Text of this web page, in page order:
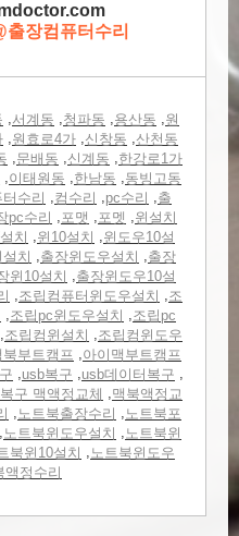
om
출장컴퓨터수리
,서계동 ,청파동 ,용산동 ,원
,원효로4가 ,신창동 ,산천동
,문배동 ,신계동 ,한강로1가
,이태원동 ,한남동 ,동빙고동
수리 ,컴수리 ,pc수리 ,출
pc수리 ,포맷 ,포멧 ,윈설치
치 ,윈10설치 ,윈도우10설
치 ,출장윈도우설치 ,출장
윈10설치 ,출장윈도우10설
,조립컴퓨터윈도우설치 ,조
,조립pc윈도우설치 ,조립pc
,조립컴윈설치 ,조립컴윈도우
북부트캠프 ,아이맥부트캠프
,usb복구 ,usb데이터복구 ,
구 맥액정교체 ,맥북액정교
,노트북출장수리 ,노트북포
,노트북윈도우설치 ,노트북윈
북윈10설치 ,노트북윈도우
액정수리